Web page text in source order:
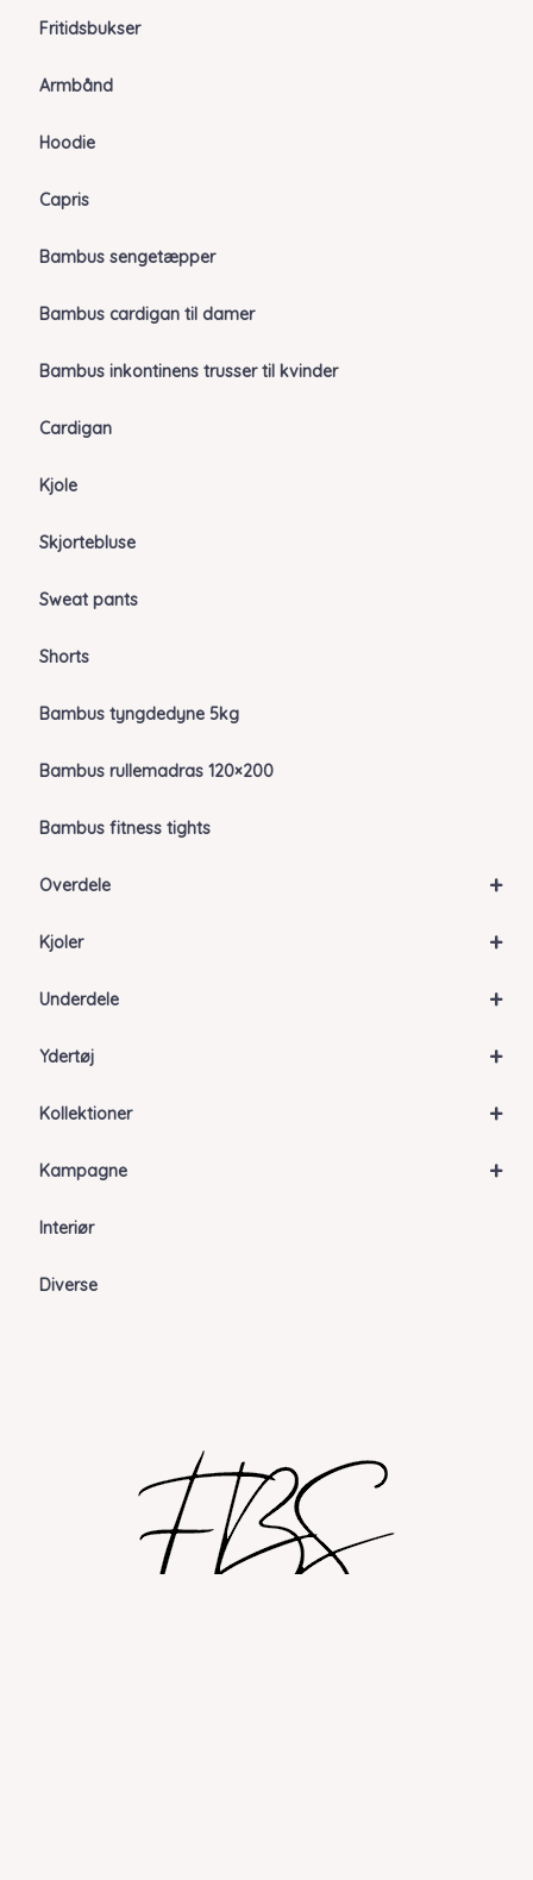
Fritidsbukser
Armbånd
Hoodie
Capris
Bambus sengetæpper
Bambus cardigan til damer
Bambus inkontinens trusser til kvinder
Cardigan
Kjole
Skjortebluse
Sweat pants
Shorts
Bambus tyngdedyne 5kg
Bambus rullemadras 120×200
Bambus fitness tights
+
Overdele
+
Kjoler
+
Underdele
+
Ydertøj
+
Kollektioner
+
Kampagne
Interiør
Diverse